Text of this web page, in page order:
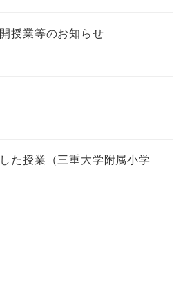
授業等のお知らせ
た授業（三重大学附属小学